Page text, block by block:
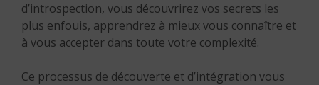
d’introspection, vous découvrirez vos secrets les
plus enfouis, apprendrez à mieux vous connaître et
à vous accepter dans toute votre complexité.
Ce processus de découverte et d’intégration vous